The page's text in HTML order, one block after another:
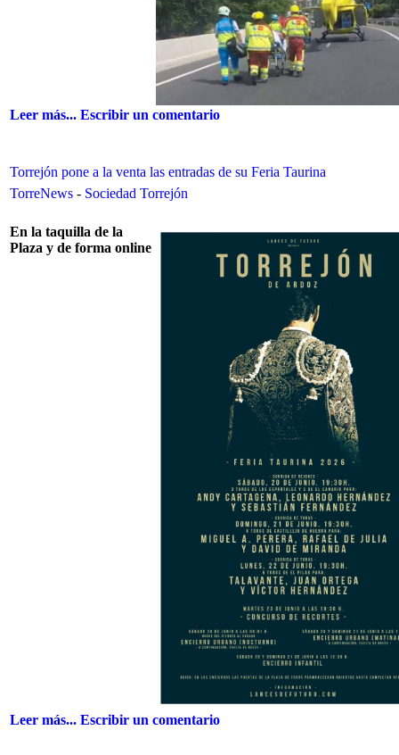
Leer más... Escribir un comentario
Torrejón pone a la venta las entradas de su Feria Taurina
TorreNews - Sociedad Torrejón
En la taquilla de la
Plaza y de forma online
Leer más... Escribir un comentario